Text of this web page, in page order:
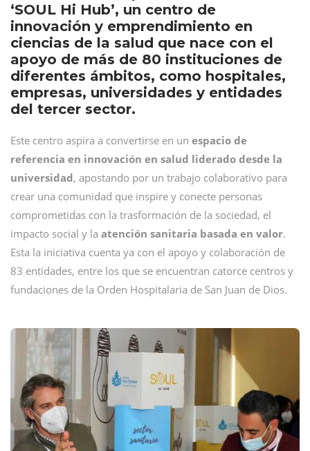
‘SOUL Hi Hub’, un centro de
innovación y emprendimiento en
ciencias de la salud que nace con el
apoyo de más de 80 instituciones de
diferentes ámbitos, como hospitales,
empresas, universidades y entidades
del tercer sector.
Este centro aspira a convertirse en un espacio de
referencia en innovación en salud liderado desde la
universidad, apostando por un trabajo colaborativo para
crear una comunidad que inspire y conecte personas
comprometidas con la trasformación de la sociedad, el
impacto social y la atención sanitaria basada en valor.
Esta la iniciativa cuenta ya con el apoyo y colaboración de
83 entidades, entre los que se encuentran catorce centros y
fundaciones de la Orden Hospitalaria de San Juan de Dios.